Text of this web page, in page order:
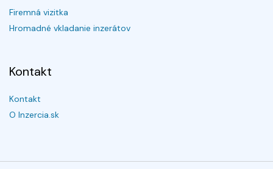
Firemná vizitka
Hromadné vkladanie inzerátov
Kontakt
Kontakt
O Inzercia.sk